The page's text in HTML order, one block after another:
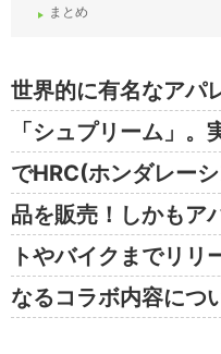
まとめ
世界的に有名なアパ
「シュプリーム」
でHRC(ホンダレー
品を販売！しかもア
トやバイクまでリリ
なるコラボ内容につ